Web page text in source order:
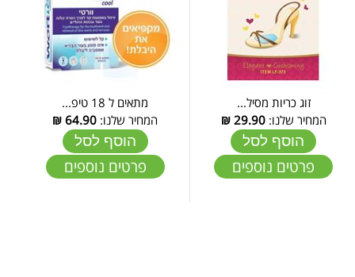
זוג כריות מסיל...
המחיר שלנו:29.90
₪
הוסף לסל
פרטים נוספים
מתאים ל 18 טיפ...
המחיר שלנו: 64.90
₪
הוסף לסל
פרטים נוספים